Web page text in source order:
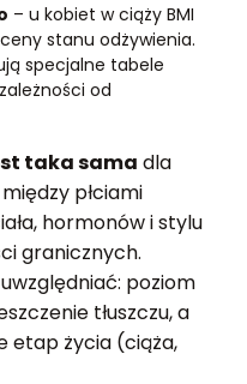
– u kobiet w ciąży BMI
stanu odżywienia.
specjalne tabele
od
taka sama dla
płciami
hormonów i stylu
granicznych.
poziom
tłuszczu, a
etap życia (ciąża,